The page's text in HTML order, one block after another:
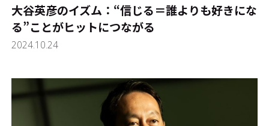
大谷英彦のイズム：“信じる＝誰よりも好きにな
る”ことがヒットにつながる
2024.10.24